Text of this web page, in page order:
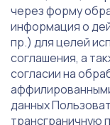
через форму
информация о
пр.) для целей
соглашения, а
согласии на
данных
трансграничную